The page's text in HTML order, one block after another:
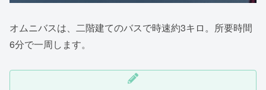
オムニバスは、二階建てのバスで時速約3キロ。所要時間
6分で一周します。